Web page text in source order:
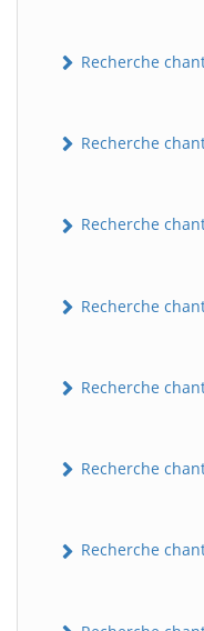
Recherche
Recherche
Recherche
Recherche
Recherche
Recherche
Recherche